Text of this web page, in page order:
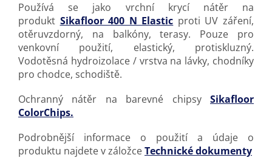
Používá se jako vrchní krycí nátěr na
produkt Sikafloor 400 N Elastic proti UV záření,
otěruvzdorný, na balkóny, terasy. Pouze pro
venkovní použití, elastický, protiskluzný.
Vodotěsná hydroizolace / vrstva na lávky, chodníky
pro chodce, schodiště.
Ochranný nátěr na barevné chipsy Sikafloor
ColorChips.
Podrobnější informace o použití a údaje o
produktu najdete v záložceTechnické dokumenty